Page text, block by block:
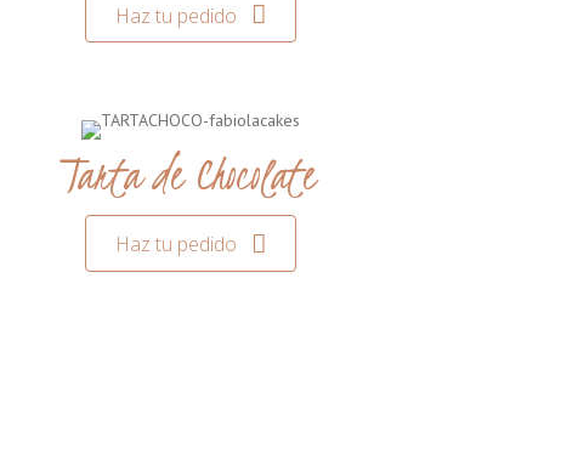
Haz tu pedido
Tarta de Chocolate
Haz tu pedido